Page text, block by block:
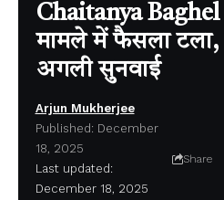
Chaitanya
मामले में फैसला टला,
अगली सुनवाई
Last updated:
December 18, 2025
Arjun Mukherjee
Published: December
18, 2025
Share